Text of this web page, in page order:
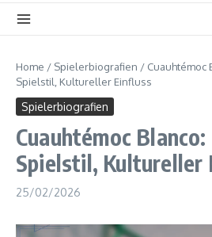
Home / Spielerbiografien / Cuauhtémoc
Spielstil, Kultureller Einfluss
Spielerbiografien
Cuauhtémoc
Spielstil, Kultureller
25/02/2026